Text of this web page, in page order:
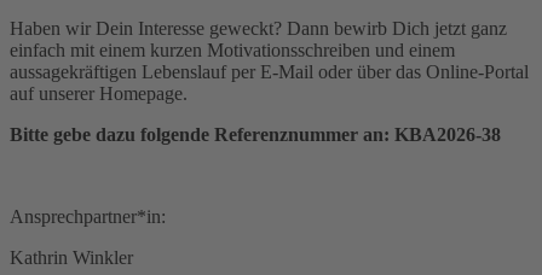
Haben wir Dein Interesse geweckt? Dann bewirb Dich jetzt ganz
einfach mit einem kurzen Motivationsschreiben und einem
aussagekräftigen Lebenslauf per E-Mail oder über das Online-Portal
auf unserer Homepage.
Bitte gebe dazu folgende Referenznummer an: KBA2026-38
Ansprechpartner*in:
Kathrin Winkler